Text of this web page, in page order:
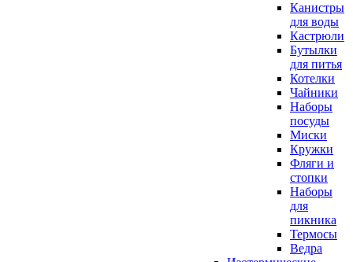
Канистры
для воды
Кастрюли
Бутылки
для питья
Котелки
Чайники
Наборы
посуды
Миски
Кружки
Фляги и
стопки
Наборы
для
пикника
Термосы
Ведра